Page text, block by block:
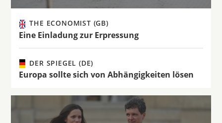
THE ECONOMIST (GB)
Eine Einladung zur Erpressung
DER SPIEGEL (DE)
Europa sollte sich von Abhängigkeiten lösen